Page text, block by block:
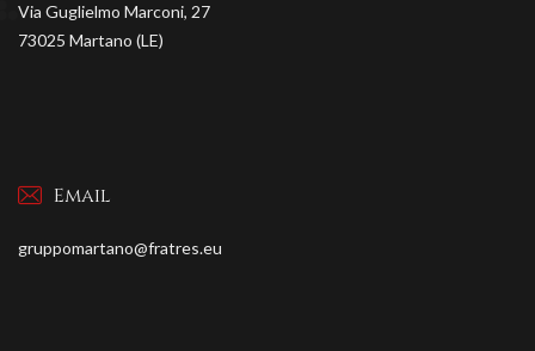
Via Guglielmo Marconi, 27
73025 Martano (LE)
Email
gruppomartano@fratres.eu